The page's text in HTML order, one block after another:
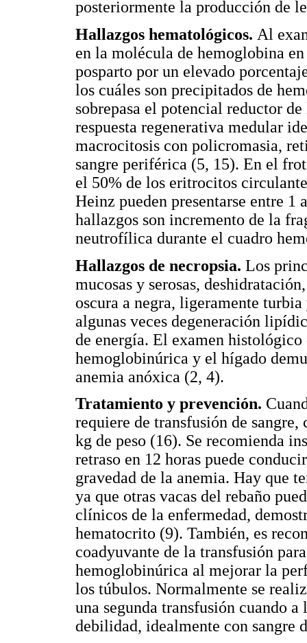
posteriormente la producción de
Hallazgos hematológicos. Al
en la molécula de hemoglobina
posparto por un elevado
los cuáles son precipitados de
sobrepasa el potencial reductor
respuesta regenerativa medular
macrocitosis con policromasia,
sangre periférica (5, 15). En el
el 50% de los eritrocitos
Heinz pueden presentarse entre
hallazgos son incremento de la
neutrofílica durante el cuadro
Hallazgos de necropsia. Los
mucosas y serosas,
oscura a negra, ligeramente
algunas veces degeneración
de energía. El examen
hemoglobinúrica y el hígado
anemia anóxica (2, 4).
Tratamiento y prevención.
requiere de transfusión de
kg de peso (16). Se recomienda
retraso en 12 horas puede
gravedad de la anemia. Hay que
ya que otras vacas del rebaño
clínicos de la enfermedad,
hematocrito (9). También, es
coadyuvante de la transfusión
hemoglobinúrica al mejorar la
los túbulos. Normalmente se
una segunda transfusión cuando
debilidad, idealmente con sangre